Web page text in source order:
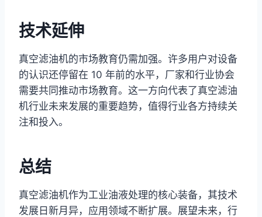
技术延伸
真空滤油机的市场教育仍需加强。许多用户对设备
的认识还停留在 10 年前的水平，厂家和行业协会
需要共同推动市场教育。这一方向代表了真空滤油
机行业未来发展的重要趋势，值得行业各方持续关
注和投入。
总结
真空滤油机作为工业油液处理的核心装备，其技术
发展日新月异，应用领域不断扩展。展望未来，行